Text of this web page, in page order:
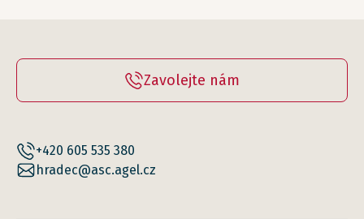
Zavolejte nám
+420 605 535 380
hradec@asc.agel.cz